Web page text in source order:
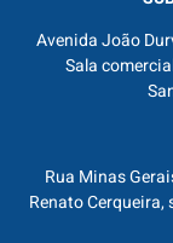
Avenida João
Sala
Rua Minas
Renato